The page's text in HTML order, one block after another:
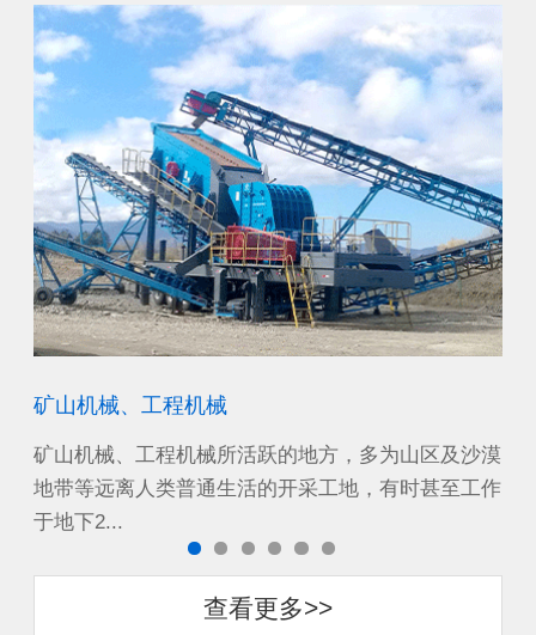
矿山机械、工程机械
矿山机械、工程机械所活跃的地方，多为山区及沙漠
地带等远离人类普通生活的开采工地，有时甚至工作
于地下2...
查看更多>>